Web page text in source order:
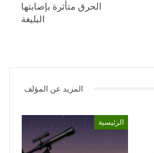
الحرق متأثرة بإصابتها
البليغة
المزيد عن المؤلف
الرئيسية